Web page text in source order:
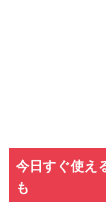
今日すぐ使え
も